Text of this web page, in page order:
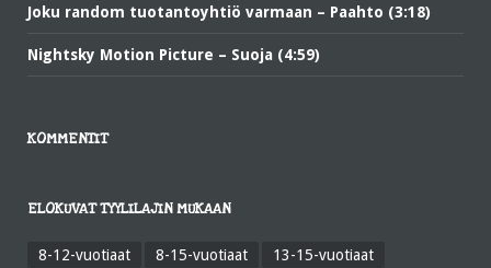
Joku random tuotantoyhtiö varmaan – Paahto (3:18)
Nightsky Motion Picture – Suoja (4:59)
KOMMENTIT
ELOKUVAT TYYLILAJIN MUKAAN
8-12-vuotiaat 8-15-vuotiaat
13-15-vuotiaat